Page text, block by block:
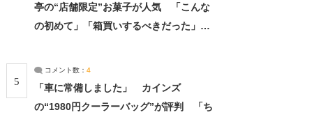
亭の“店舗限定”お菓子が人気 「こんな
の初めて」「箱買いするべきだった」
5
コメント数： 4
「車に常備しました」 カインズ
の“1980円クーラーバッグ”が評判 「ち